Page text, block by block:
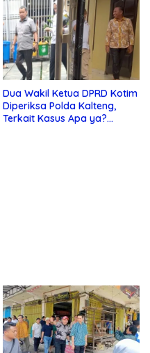
Dua Wakil Ketua DPRD Kotim
Diperiksa Polda Kalteng,
Terkait Kasus Apa ya?…